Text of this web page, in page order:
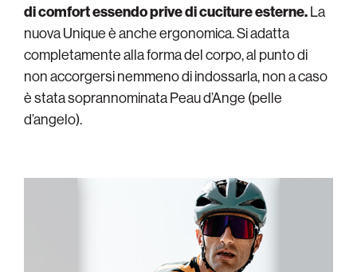
di comfort essendo prive di cuciture esterne.La
nuova Unique è anche ergonomica. Si adatta
completamente alla forma del corpo, al punto di
non accorgersi nemmeno di indossarla, non a caso
è stata soprannominata Peau d’Ange (pelle
d’angelo).